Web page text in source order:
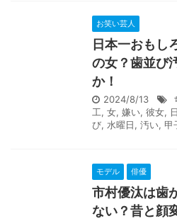
お笑い芸人
日本一おもし
の女？歯並び
か！
2024/8/13
工, 女, 嫌い, 彼女,
び, 水曜日, 汚い, 甲
モデル 俳優
市村優汰は歯
ない？昔と顔